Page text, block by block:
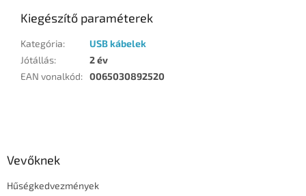
Kiegészítő paraméterek
Kategória:
USB kábelek
Jótállás:
2 év
EAN vonalkód: 0065030892520
Vevőknek
Hűségkedvezmények